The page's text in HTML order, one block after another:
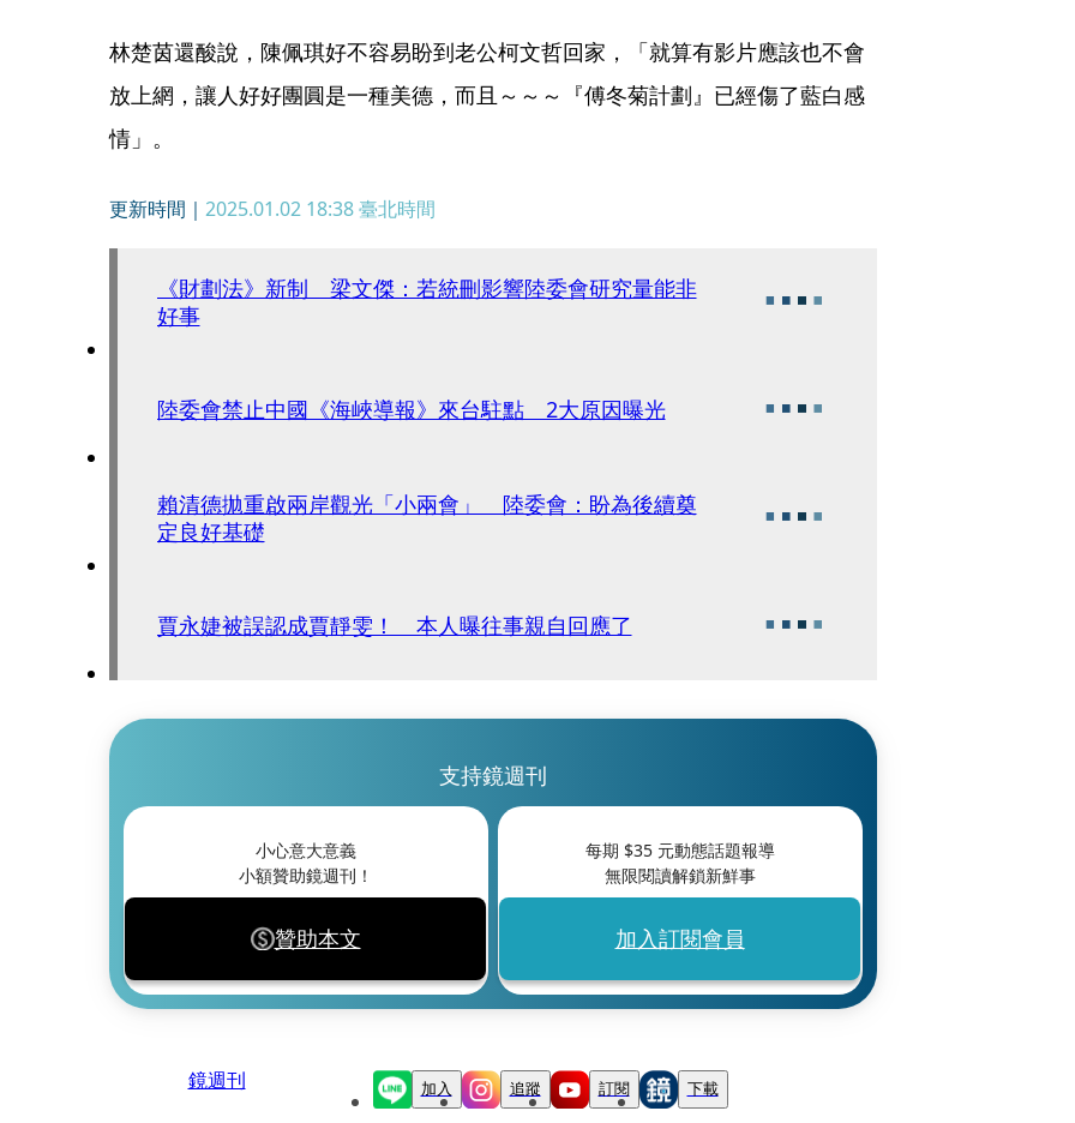
林楚茵還酸說，陳佩琪好不容易盼到老公柯文哲回家，「就算有影片應該也不會
放上網，讓人好好團圓是一種美德，而且～～～『傅冬菊計劃』已經傷了藍白感
情」。
更新時間｜ 2025.01.02 18:38臺北時間
《財劃法》新制 梁文傑：若統刪影響陸委會研究量能非
好事
陸委會禁止中國《海峽導報》來台駐點 2大原因曝光
賴清德拋重啟兩岸觀光「小兩會」 陸委會：盼為後續奠
定良好基礎
賈永婕被誤認成賈靜雯！ 本人曝往事親自回應了
支持鏡週刊
小心意大意義
小額贊助鏡週刊！
贊助本文
每期 $35元動態話題報導
無限閱讀解鎖新鮮事
加入訂閱會員
鏡週刊 加入 追蹤 訂閱 下載